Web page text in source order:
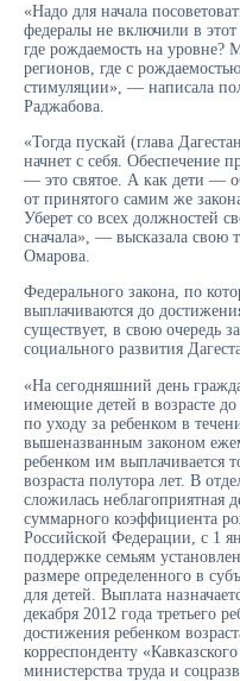
«Надо для начала
федералы не включили в этот
где рождаемость на уровне?
регионов, где с
стимуляции», — написала
Раджабова.
«Тогда пускай (глава
начнет с себя. Обеспечение
— это святое. А как дети —
от принятого самим же
Уберет со всех должностей
сначала», — высказала свою
Омарова.
Федерального закона, по
выплачиваются до
существует, в свою очередь
социального развития
«На сегодняшний день
имеющие детей в возрасте до
по уходу за ребенком в
вышеназванным законом
ребенком им выплачивается
возраста полутора лет. В
сложилась неблагоприятная
суммарного коэффициента
Российской Федерации, с 1
поддержке семьям
размере определенного в
для детей. Выплата
декабря 2012 года третьего
достижения ребенком
корреспонденту
министерства труда и